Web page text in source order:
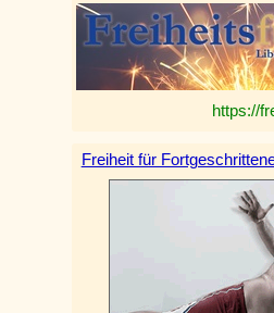
https://
Freiheit für